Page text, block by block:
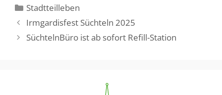
Kategorien
Stadtteilleben
Irmgardisfest Süchteln 2025
SüchtelnBüro ist ab sofort Refill-Station